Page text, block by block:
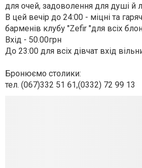
для очей, задоволення для душі й
В цей вечір до 24:00 - міцні та
барменів клубу "Zefir "для всіх
Вхід - 50.00грн
До 23:00 для всіх дівчат вхід
Бронюємо столики:
тел. (067)332 51 61,(0332) 72 99 13